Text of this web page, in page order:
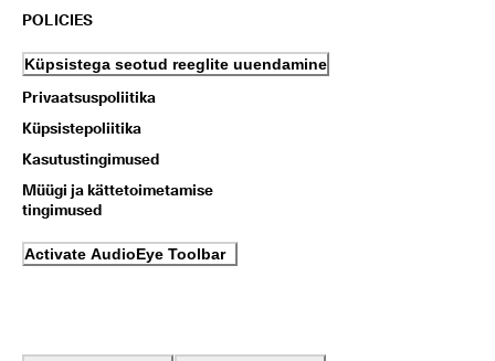
POLICIES
Küpsistega seotud reeglite uuendamine
Privaatsuspoliitika
Küpsistepoliitika
Kasutustingimused
Müügi ja kättetoimetamise
tingimused
Activate AudioEye Toolbar